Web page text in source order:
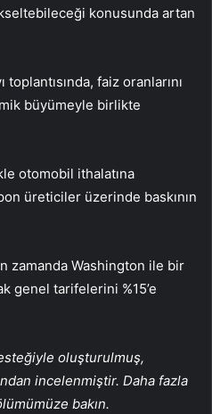
konusunda artan
faiz oranlarını
büyümeyle birlikte
otomobil ithalatına
üreticiler üzerinde baskının
zamanda Washington ile bir
genel tarifelerini %15’e
oluşturulmuş,
incelenmiştir. Daha fazla
bakın.